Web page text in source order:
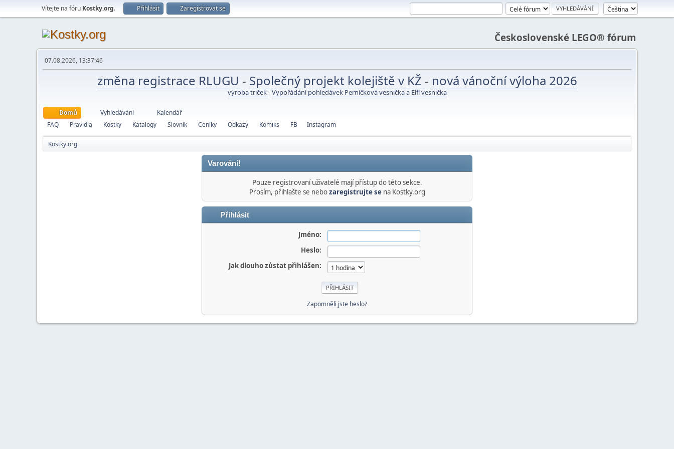
Vítejte na fóru Kostky.org. Přihlásit Zaregistrovat se
Československé LEGO® fórum
07.08.2026, 13:37:46
změna registrace RLUGU - Společný projekt kolejiště v KŽ - nová vánoční výloha 2026
výroba triček-Vypořádání pohledávek Perníčková vesnička a Elfí vesnička
Domů Vyhledávání
Kalendář
FAQ
Pravidla Kostky Katalogy Slovník Ceníky Odkazy Komiks FB Instagram
Kostky.org
Varování!
Pouze registrovaní uživatelé mají přístup do této sekce.
Prosím, přihlašte se nebozaregistrujte sena Kostky.org
Přihlásit
Jméno:
Heslo:
Jak dlouho zůstat přihlášen:
Zapomněli jste heslo?